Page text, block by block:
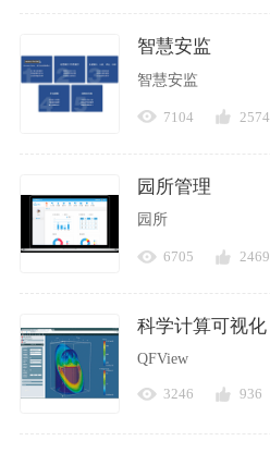
智慧安监
智慧安监
7104 2574
园所管理
园所
6705 2469
科学计算可视化
QFView
3246 936